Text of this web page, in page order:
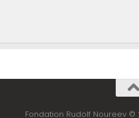
Fondation Rudolf Noureev ©